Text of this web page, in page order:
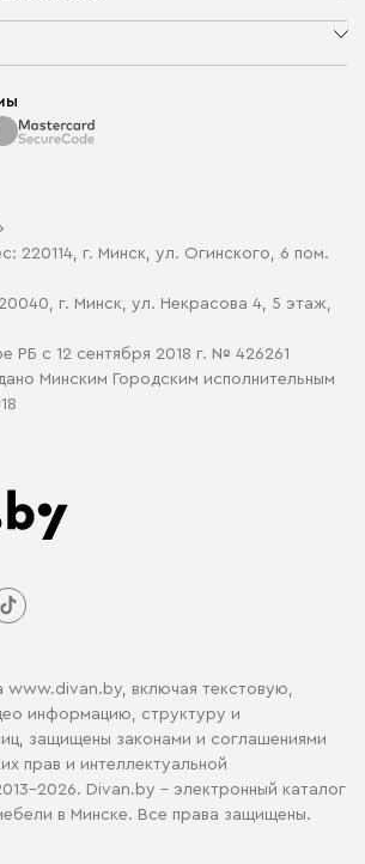
обработки cookie
220114, г. Минск, ул. Огинского, 6 пом.
г. Минск, ул. Некрасова 4, 5 этаж,
РБ с 12 сентября 2018 г. № 426261
Минским Городским исполнительным
www.divan.by, включая текстовую,
информацию, структуру и
защищены законами и соглашениями
прав и интеллектуальной
2026. Divan.by - электронный каталог
в Минске. Все права защищены.